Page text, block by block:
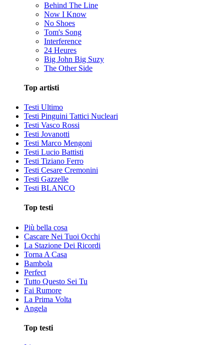
Behind The Line
Now I Know
No Shoes
Tom's Song
Interference
24 Heures
Big John Big Suzy
The Other Side
Top artisti
Testi Ultimo
Testi Pinguini Tattici Nucleari
Testi Vasco Rossi
Testi Jovanotti
Testi Marco Mengoni
Testi Lucio Battisti
Testi Tiziano Ferro
Testi Cesare Cremonini
Testi Gazzelle
Testi BLANCO
Top testi
Più bella cosa
Cascare Nei Tuoi Occhi
La Stazione Dei Ricordi
Torna A Casa
Bambola
Perfect
Tutto Questo Sei Tu
Fai Rumore
La Prima Volta
Angela
Top testi